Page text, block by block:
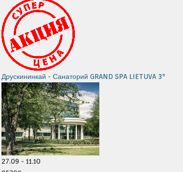
Друскининкай - Санаторий GRAND SPA LIETUVA 3*
27.09 - 11.10